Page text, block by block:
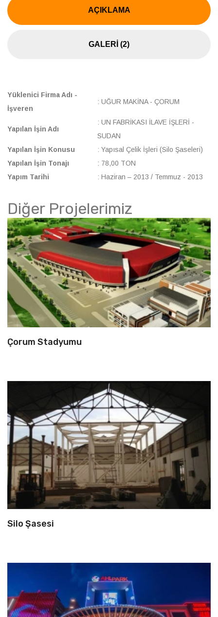
AÇIKLAMA
GALERI (2)
Yüklenici Firma Adı -
İşveren
: UĞUR MAKİNA - ÇORUM
Yapılan İşin Adı
: UN FABRİKASI İLAVE İŞLERİ -
SUDAN
Yapılan İşin Konusu
: Yapısal Çelik İşleri (Silo Şaseleri)
Yapılan İşin Tonajı
: 78,00 TON
Yapım Tarihi
: Haziran – 2013 / Temmuz - 2013
Diğer Projelerimiz
Çorum Stadyumu
Silo Şasesi